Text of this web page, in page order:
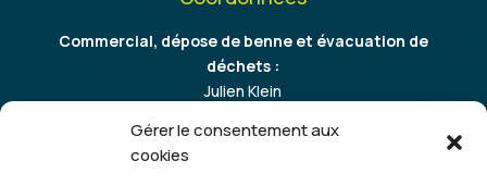
Gérer le consentement aux
cookies
Commercial, dépose de benne et évacuation de
déchets :
Julien Klein